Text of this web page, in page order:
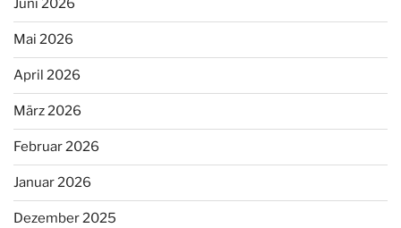
Juni 2026
Mai 2026
April 2026
März 2026
Februar 2026
Januar 2026
Dezember 2025